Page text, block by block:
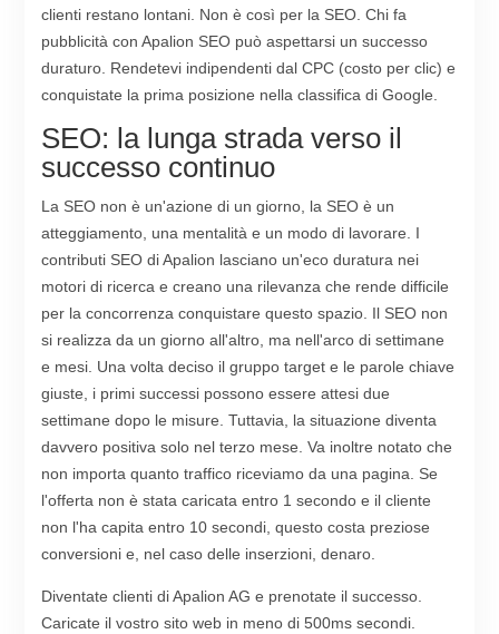
clienti restano lontani. Non è così per la SEO. Chi fa
pubblicità con Apalion SEO può aspettarsi un successo
duraturo. Rendetevi indipendenti dal CPC (costo per clic) e
conquistate la prima posizione nella classifica di Google.
SEO: la lunga strada verso il
successo continuo
La SEO non è un'azione di un giorno, la SEO è un
atteggiamento, una mentalità e un modo di lavorare. I
contributi SEO di Apalion lasciano un'eco duratura nei
motori di ricerca e creano una rilevanza che rende difficile
per la concorrenza conquistare questo spazio. Il SEO non
si realizza da un giorno all'altro, ma nell'arco di settimane
e mesi. Una volta deciso il gruppo target e le parole chiave
giuste, i primi successi possono essere attesi due
settimane dopo le misure. Tuttavia, la situazione diventa
davvero positiva solo nel terzo mese. Va inoltre notato che
non importa quanto traffico riceviamo da una pagina. Se
l'offerta non è stata caricata entro 1 secondo e il cliente
non l'ha capita entro 10 secondi, questo costa preziose
conversioni e, nel caso delle inserzioni, denaro.
Diventate clienti di Apalion AG e prenotate il successo.
Caricate il vostro sito web in meno di 500ms secondi.